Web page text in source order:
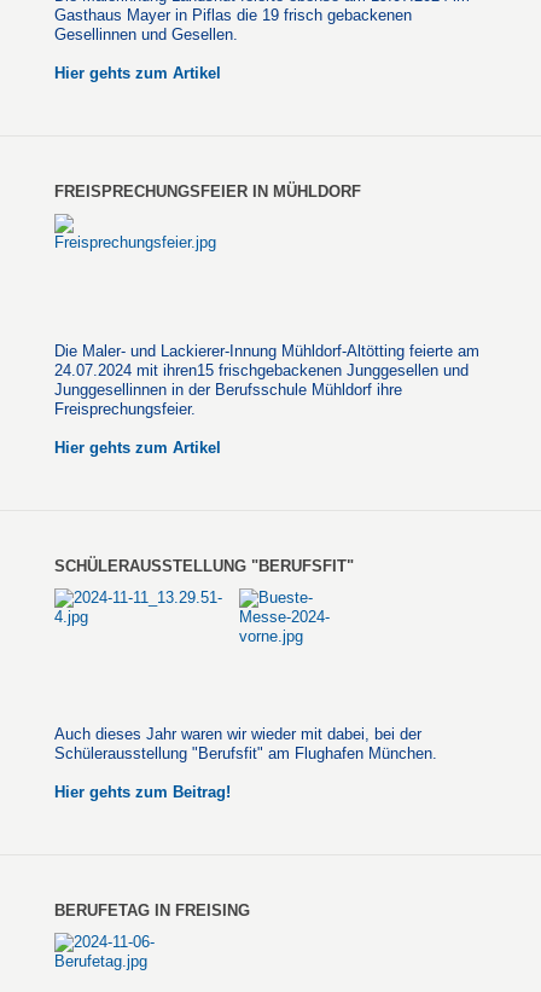
Gasthaus Mayer in Piflas die 19 frisch gebackenen
Gesellinnen und Gesellen.
Hier gehts zum Artikel
FREISPRECHUNGSFEIER IN MÜHLDORF
Die Maler- und Lackierer-Innung Mühldorf-Altötting feierte am
24.07.2024 mit ihren15 frischgebackenen Junggesellen und
Junggesellinnen in der Berufsschule Mühldorf ihre
Freisprechungsfeier.
Hier gehts zum Artikel
SCHÜLERAUSSTELLUNG "BERUFSFIT"
Auch dieses Jahr waren wir wieder mit dabei, bei der
Schülerausstellung "Berufsfit" am Flughafen München.
Hier gehts zum Beitrag!
BERUFETAG IN FREISING